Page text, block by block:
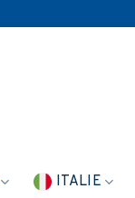
ITALIE